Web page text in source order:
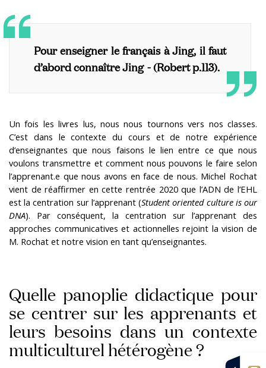
Pour enseigner le français à Jing, il faut
d’abord connaître Jing - (Robert p.113).
Un fois les livres lus, nous nous tournons vers nos classes.
C’est dans le contexte du cours et de notre expérience
d’enseignantes que nous faisons le lien entre ce que nous
voulons transmettre et comment nous pouvons le faire selon
l’apprenant.e que nous avons en face de nous. Michel Rochat
vient de réaffirmer en cette rentrée 2020 que l’ADN de l’EHL
est la centration sur l’apprenant (Student oriented culture is our
DNA). Par conséquent, la centration sur l’apprenant des
approches communicatives et actionnelles rejoint la vision de
M. Rochat et notre vision en tant qu’enseignantes.
Quelle panoplie didactique pour
se centrer sur les apprenants et
leurs besoins dans un contexte
multiculturel hétérogène ?